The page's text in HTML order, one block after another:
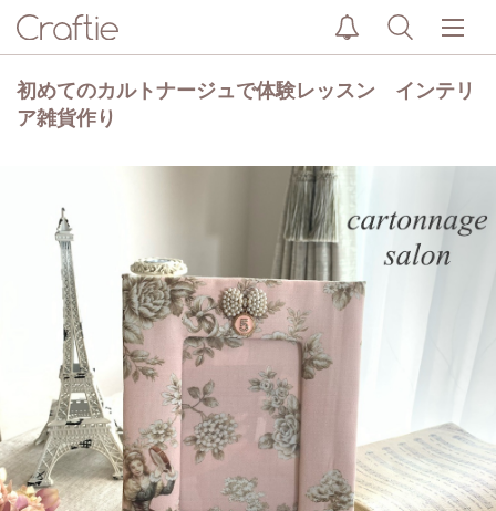
初めてのカルトナージュで体験レッスン インテリ
ア雑貨作り